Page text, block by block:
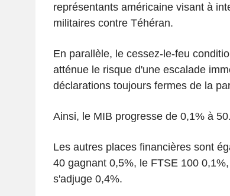
représentants américaine visant à
militaires contre Téhéran.
En parallèle, le cessez-le-feu
atténue le risque d'une escalade
déclarations toujours fermes de la
Ainsi, le MIB progresse de 0,1% à
Les autres places financières sont
40 gagnant 0,5%, le FTSE 100
s'adjuge 0,4%.